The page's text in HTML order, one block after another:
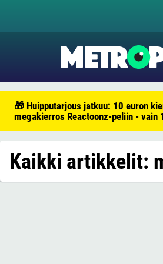
🎁 Huipputarjous jatkuu: 10 euron
megakierros Reactoonz-peliin - vain
Kaikki artikkelit: